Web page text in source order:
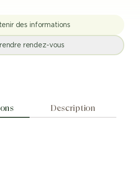
des informations
rendez-vous
Description